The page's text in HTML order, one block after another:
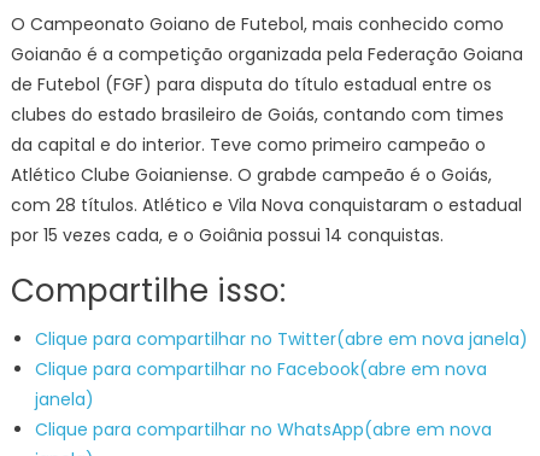
O Campeonato Goiano de Futebol, mais conhecido como
Goianão é a competição organizada pela Federação Goiana
de Futebol (FGF) para disputa do título estadual entre os
clubes do estado brasileiro de Goiás, contando com times
da capital e do interior. Teve como primeiro campeão o
Atlético Clube Goianiense. O grabde campeão é o Goiás,
com 28 títulos. Atlético e Vila Nova conquistaram o estadual
por 15 vezes cada, e o Goiânia possui 14 conquistas.
Compartilhe isso:
Clique para compartilhar no Twitter(abre em nova janela)
Clique para compartilhar no Facebook(abre em nova
janela)
Clique para compartilhar no WhatsApp(abre em nova